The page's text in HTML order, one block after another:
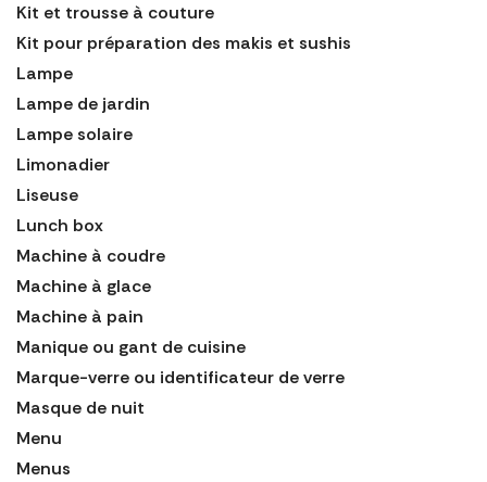
Kit et trousse à couture
Kit pour préparation des makis et sushis
Lampe
Lampe de jardin
Lampe solaire
Limonadier
Liseuse
Lunch box
Machine à coudre
Machine à glace
Machine à pain
Manique ou gant de cuisine
Marque-verre ou identificateur de verre
Masque de nuit
Menu
Menus